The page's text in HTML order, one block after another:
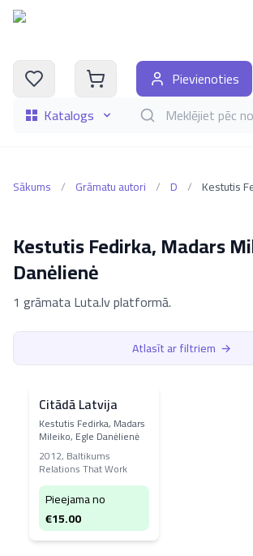
Katalogs Meklēt grāmatas
Pievienoties
Sākums / Grāmatu autori / D /
Kestutis Fedirka, Madars
Danėlienė
1 grāmata Luta.lv platformā.
Atlasīt ar filtriem →
Citādā Latvija
Kestutis Fedirka, Madars
Mileiko, Egle Danėlienė
2012, Baltikums
Relations That Work
Pieejama no
€15.00